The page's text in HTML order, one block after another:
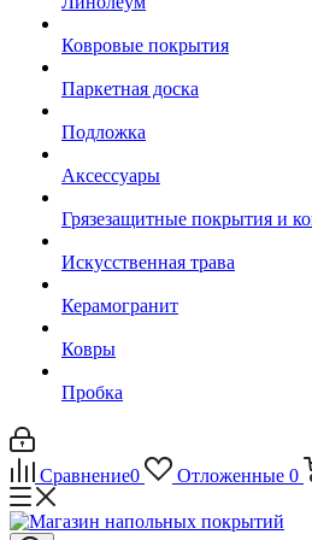
Ковровые покрытия
Паркетная доска
Подложка
Аксессуары
Грязезащитные покрытия и
Искусственная трава
Керамогранит
Ковры
Пробка
Сравнение0 Отложенные 0